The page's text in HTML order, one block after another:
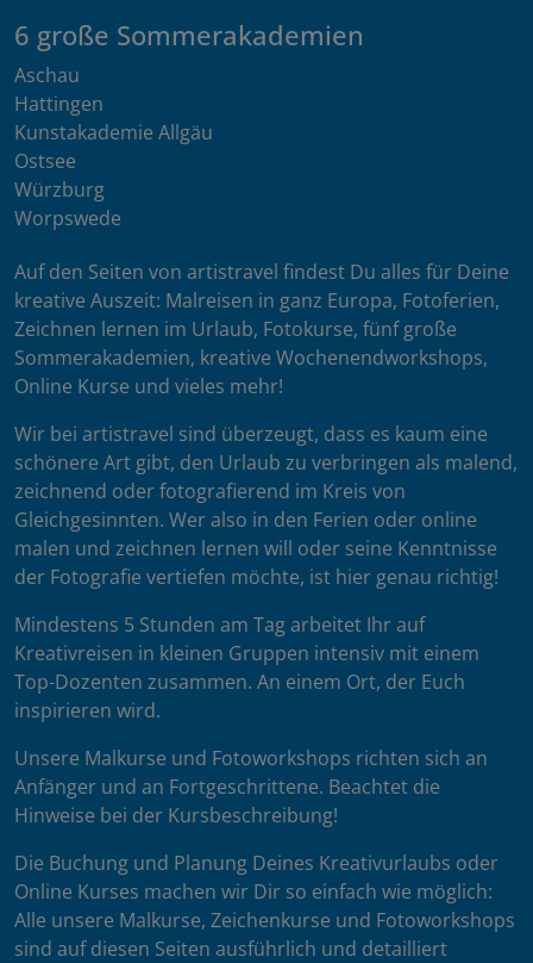
6 große Sommerakademien
Aschau
Hattingen
Kunstakademie Allgäu
Ostsee
Würzburg
Worpswede
Auf den Seiten von artistravel findest Du alles für Deine
kreative Auszeit: Malreisen in ganz Europa, Fotoferien,
Zeichnen lernen im Urlaub, Fotokurse, fünf große
Sommerakademien, kreative Wochenendworkshops,
Online Kurse und vieles mehr!
Wir bei artistravel sind überzeugt, dass es kaum eine
schönere Art gibt, den Urlaub zu verbringen als malend,
zeichnend oder fotografierend im Kreis von
Gleichgesinnten. Wer also in den Ferien oder online
malen und zeichnen lernen will oder seine Kenntnisse
der Fotografie vertiefen möchte, ist hier genau richtig!
Mindestens 5 Stunden am Tag arbeitet Ihr auf
Kreativreisen in kleinen Gruppen intensiv mit einem
Top-Dozenten zusammen. An einem Ort, der Euch
inspirieren wird.
Unsere Malkurse und Fotoworkshops richten sich an
Anfänger und an Fortgeschrittene. Beachtet die
Hinweise bei der Kursbeschreibung!
Die Buchung und Planung Deines Kreativurlaubs oder
Online Kurses machen wir Dir so einfach wie möglich:
Alle unsere Malkurse, Zeichenkurse und Fotoworkshops
sind auf diesen Seiten ausführlich und detailliert